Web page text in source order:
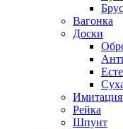
Вагонка
Доски
Имитация
Рейка
Шпунт